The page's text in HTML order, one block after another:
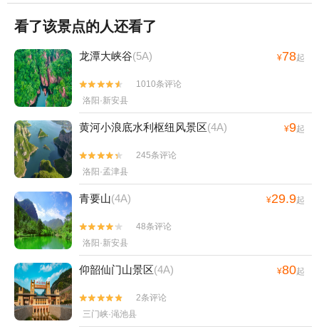
看了该景点的人还看了
龙潭大峡谷(5A) ¥78起


1010条评论
洛阳·新安县
黄河小浪底水利枢纽风景区(4A) ¥9起


245条评论
洛阳·孟津县
青要山(4A) ¥29.9起


48条评论
洛阳·新安县
仰韶仙门山景区(4A) ¥80起


2条评论
三门峡·渑池县